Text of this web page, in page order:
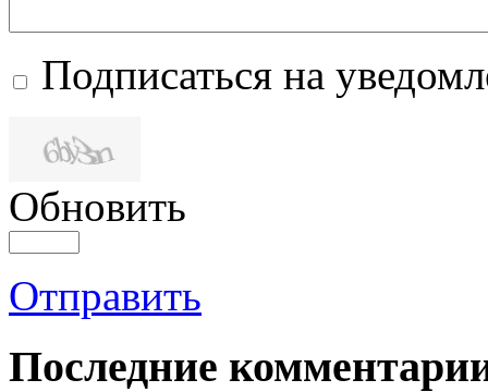
Подписаться на
Обновить
Отправить
Последние